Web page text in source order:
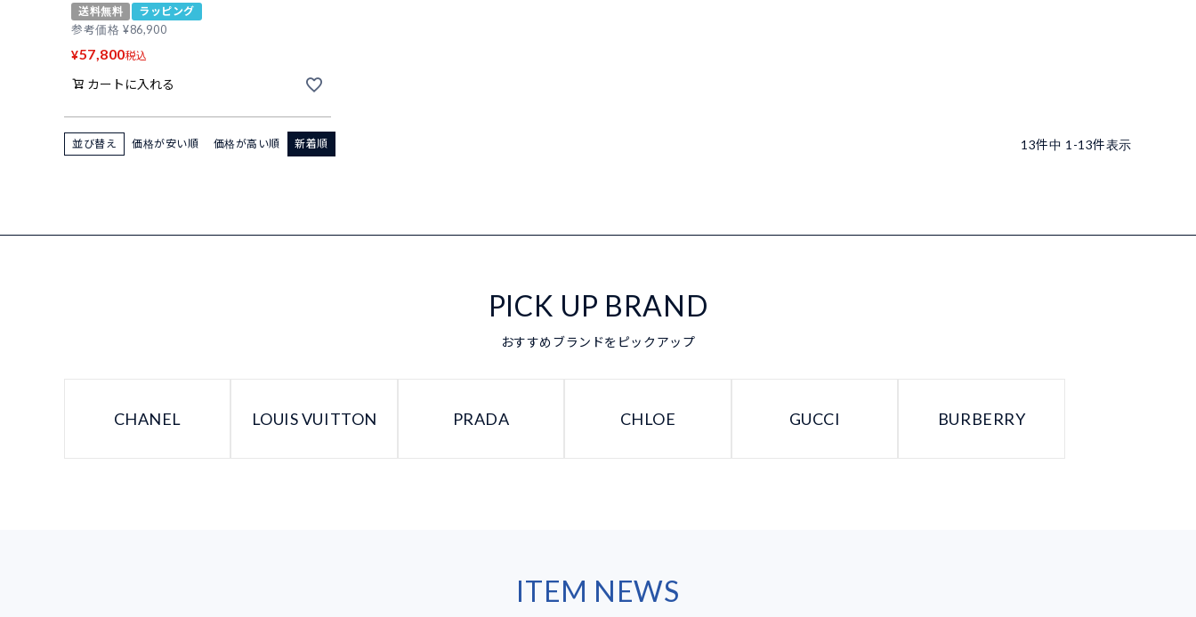
送料無料
ラッピング
参考価格 ¥86,900
¥57,800税込
カートに入れる
並び替え 価格が安い順 価格が高い順 新着順 13件中 1 -13件表示
PICK UP BRAND
おすすめブランドをピックアップ
CHANEL LOUIS VUITTON PRADA CHLOE GUCCI BURBERRY
ITEM NEWS